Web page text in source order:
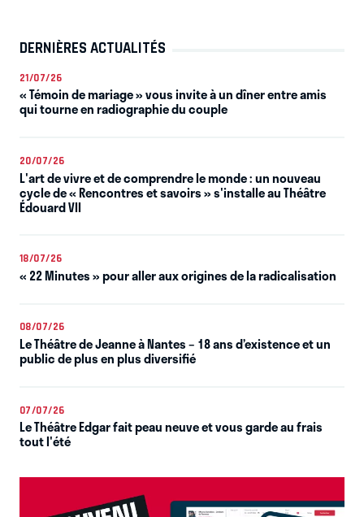
DERNIÈRES ACTUALITÉS
21/07/26
« Témoin de mariage » vous invite à un dîner entre amis
qui tourne en radiographie du couple
20/07/26
L'art de vivre et de comprendre le monde : un nouveau
cycle de « Rencontres et savoirs » s'installe au Théâtre
Édouard VII
18/07/26
« 22 Minutes » pour aller aux origines de la radicalisation
08/07/26
Le Théâtre de Jeanne à Nantes – 18 ans d’existence et un
public de plus en plus diversifié
07/07/26
Le Théâtre Edgar fait peau neuve et vous garde au frais
tout l'été